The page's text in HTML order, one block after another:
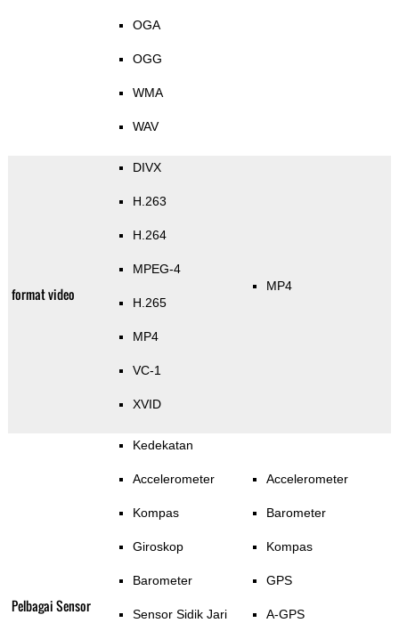
OGA
OGG
WMA
WAV
format video
DIVX
H.263
H.264
MPEG-4
H.265
MP4
VC-1
XVID
MP4
Pelbagai Sensor
Kedekatan
Accelerometer
Kompas
Giroskop
Barometer
Sensor Sidik Jari
Accelerometer
Barometer
Kompas
GPS
A-GPS